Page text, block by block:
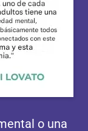
o una